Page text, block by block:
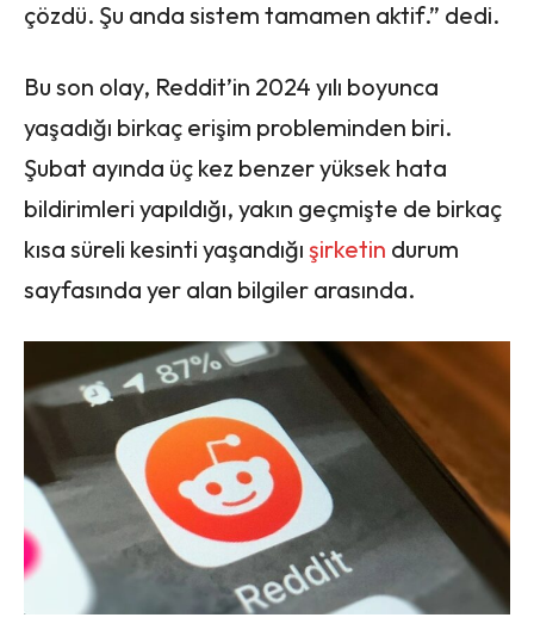
çözdü. Şu anda sistem tamamen aktif.” dedi.
Bu son olay, Reddit’in 2024 yılı boyunca
yaşadığı birkaç erişim probleminden biri.
Şubat ayında üç kez benzer yüksek hata
bildirimleri yapıldığı, yakın geçmişte de birkaç
kısa süreli kesinti yaşandığı şirketin durum
sayfasında yer alan bilgiler arasında.